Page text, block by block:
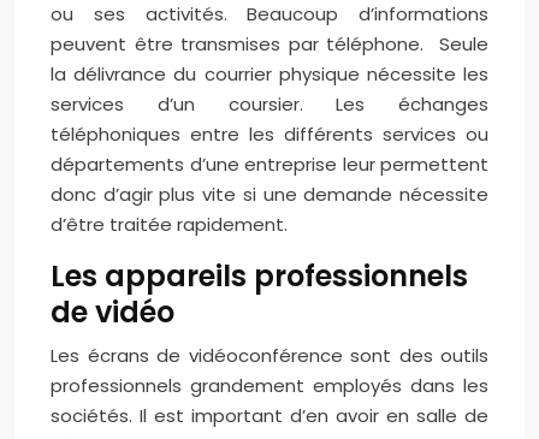
ou ses activités. Beaucoup d’informations
peuvent être transmises par téléphone. Seule
la délivrance du courrier physique nécessite les
services d’un coursier. Les échanges
téléphoniques entre les différents services ou
départements d’une entreprise leur permettent
donc d’agir plus vite si une demande nécessite
d’être traitée rapidement.
Les appareils professionnels
de vidéo
Les écrans de vidéoconférence sont des outils
professionnels grandement employés dans les
sociétés. Il est important d’en avoir en salle de